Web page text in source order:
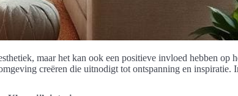
maar het kan ook een positieve invloed hebben op
creëren die uitnodigt tot ontspanning en